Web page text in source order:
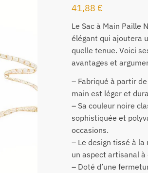
41,88 €
Le Sac à Main Paille
élégant qui ajoutera
quelle tenue. Voici
avantages et
– Fabriqué à partir
main est léger et
– Sa couleur noire
sophistiquée et
occasions.
– Le design tissé à
un aspect artisanal à
– Doté d’une